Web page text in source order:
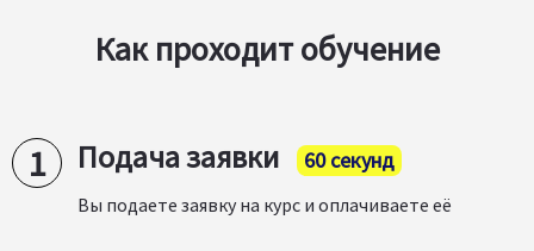
Как проходит обучение
Подача заявки 60 секунд
Вы подаете заявку на курс и оплачиваете её